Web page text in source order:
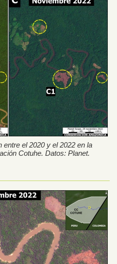
entre el 2020 y el 2022 en la
Cotuhe. Datos: Planet.